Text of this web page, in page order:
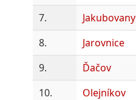
7.
Jakubovany
8.
Jarovnice
9.
Ďačov
10.
Olejníkov